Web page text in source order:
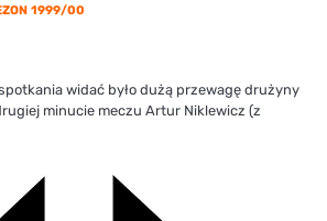
1999/00
widać było dużą przewagę drużyny
minucie meczu Artur Niklewicz (z